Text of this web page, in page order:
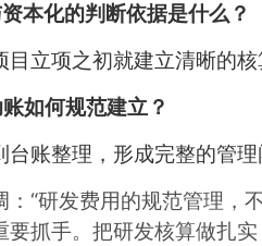
本化的判断依据是什么？
目立项之初就建立清晰的
如何规范建立？
台账整理，形成完整的管
：“研发费用的规范管理，
要抓手。把研发核算做扎